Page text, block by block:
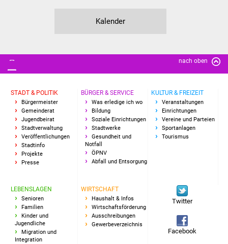
Kalender
nach oben
STADT & POLITIK
Bürgermeister
Gemeinderat
Jugendbeirat
Stadtverwaltung
Veröffentlichungen
Stadtinfo
Projekte
Presse
BÜRGER & SERVICE
Was erledige ich wo
Bildung
Soziale Einrichtungen
Stadtwerke
Gesundheit und
Notfall
ÖPNV
Abfall und Entsorgung
KULTUR & FREIZEIT
Veranstaltungen
Einrichtungen
Vereine und Parteien
Sportanlagen
Tourismus
LEBENSLAGEN
Senioren
Familien
Kinder und
Jugendliche
Migration und
Integration
WIRTSCHAFT
Haushalt & Infos
Wirtschaftsförderung
Ausschreibungen
Gewerbeverzeichnis
Twitter
Facebook